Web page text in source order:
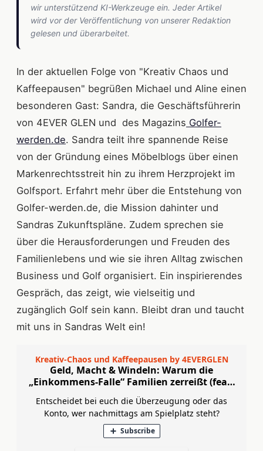
wir unterstützend KI-Werkzeuge ein. Jeder Artikel
wird vor der Veröffentlichung von unserer Redaktion
gelesen und überarbeitet.
In der aktuellen Folge von "Kreativ Chaos und
Kaffeepausen" begrüßen Michael und Aline einen
besonderen Gast: Sandra, die Geschäftsführerin
von 4EVER GLEN und des Magazins Golfer-
werden.de. Sandra teilt ihre spannende Reise
von der Gründung eines Möbelblogs über einen
Markenrechtsstreit hin zu ihrem Herzprojekt im
Golfsport. Erfahrt mehr über die Entstehung von
Golfer-werden.de, die Mission dahinter und
Sandras Zukunftspläne. Zudem sprechen sie
über die Herausforderungen und Freuden des
Familienlebens und wie sie ihren Alltag zwischen
Business und Golf organisiert. Ein inspirierendes
Gespräch, das zeigt, wie vielseitig und
zugänglich Golf sein kann. Bleibt dran und taucht
mit uns in Sandras Welt ein!